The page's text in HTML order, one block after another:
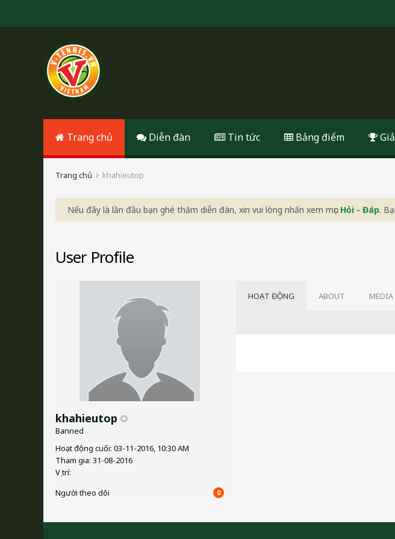
Trang chủ Diễn đàn Tin tức Bảng điểm
Trang chủ khahieutop
Nếu đây là lần đầu bạn ghé thăm diễn đàn, xin vui lòng nhấn xem mục Hỏi - Đáp.
User Profile
khahieutop
Banned
Hoạt động cuối: 03-11-2016, 10:30 AM
Tham gia: 31-08-2016
Vị trí:
Người theo dõi
0
HOẠT ĐỘNG ABOUT MEDIA